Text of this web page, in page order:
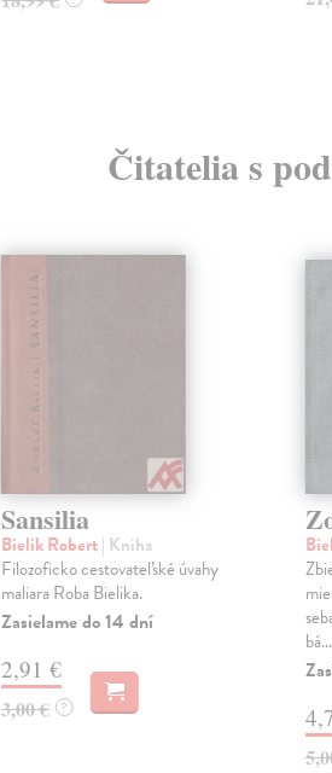
Čitatelia s
Sansilia
Bielik Robert| Kniha
Filozoficko cestovateľské úvahy
maliara Roba Bielika.
Zasielame do 14 dní
2,91 €
3,00 € ?
bá...